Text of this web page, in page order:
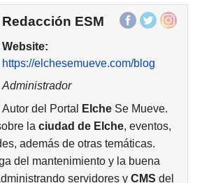
Redacción ESM
Website:
https://elchesemueve.com/blog
Administrador
Autor del Portal
ElcheSe Mueve.
la ciudad de Elche, eventos,
además de otras temáticas.
del mantenimiento y la buena
servidores y CMS del